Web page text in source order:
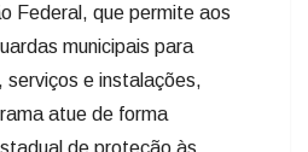
Federal, que permite aos
municipais para
e instalações,
atue de forma
de proteção às